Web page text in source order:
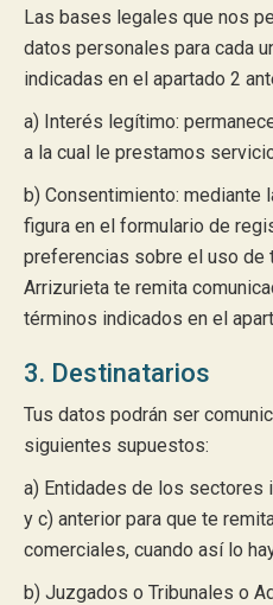
Las bases legales que nos
datos personales para cada
indicadas en el apartado 2
a) Interés legítimo:
a la cual le prestamos
b) Consentimiento: mediante
figura en el formulario de
preferencias sobre el uso de
Arrizurieta te remita
términos indicados en el
3. Destinatarios
Tus datos podrán ser
siguientes supuestos:
a) Entidades de los sectores
y c) anterior para que te
comerciales, cuando así lo
b) Juzgados o Tribunales o